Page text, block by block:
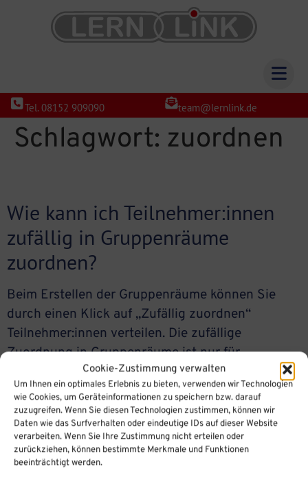
Cookie-Zustimmung verwalten
Um Ihnen ein optimales Erlebnis zu bieten, verwenden wir Technologien
wie Cookies, um Geräteinformationen zu speichern bzw. darauf
zuzugreifen. Wenn Sie diesen Technologien zustimmen, können wir
Daten wie das Surfverhalten oder eindeutige IDs auf dieser Website
verarbeiten. Wenn Sie Ihre Zustimmung nicht erteilen oder
zurückziehen, können bestimmte Merkmale und Funktionen
beeinträchtigt werden.
Tel. 08152 909090 team@lernlink.de
Schlagwort: zuordnen
Wie kann ich Teilnehmer:innen
zufällig in Gruppenräume
zuordnen?
Beim Erstellen der Gruppenräume können Sie
durch einen Klick auf „Zufällig zuordnen“
Teilnehmer:innen verteilen. Die zufällige
Zuordnung in Gruppenräume ist nur für
Teilnehmer:innen (Kreis-Icon vor Namen)
möglich. Für Moderator:innen (Viereck vor
Namen) ist dies nicht möglich. Daher sollten Sie
einen Raum wählen, in dem nicht automatisch
alle Teilnehmer:innen die Moderator-Rolle
erhalten. Ansonsten können Sie während […]